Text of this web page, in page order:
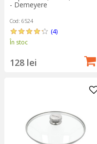
- Demeyere
Cod: 6524
(4)
În stoc
128 lei